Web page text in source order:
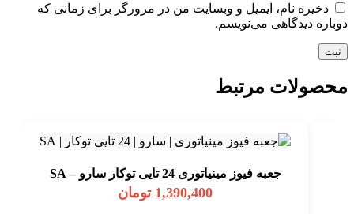
ذخیره نام، ایمیل و وبسایت من در مرورگر برای زمانی که
دوباره دیدگاهی می‌نویسم.
محصولات مرتبط
جعبه فیوز مینیاتوری 24 تایی توکار سارو – SA
1,390,400 تومان